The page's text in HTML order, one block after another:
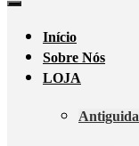
Início
Sobre Nós
LOJA